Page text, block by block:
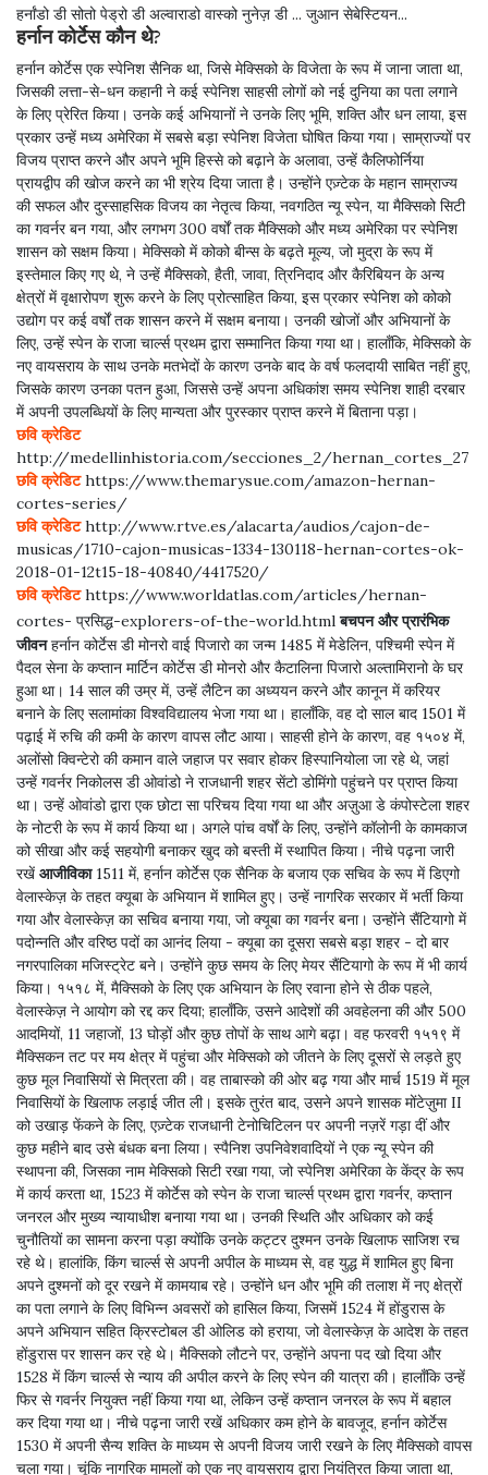
हर्नांडो डी सोतो पेड्रो डी अल्वाराडो वास्को नुनेज़ डी ... जुआन सेबेस्टियन...
हर्नान कोर्टेस कौन थे?
हर्नान कोर्टेस एक स्पेनिश सैनिक था, जिसे मेक्सिको के विजेता के रूप में जाना जाता था,
जिसकी लत्ता-से-धन कहानी ने कई स्पेनिश साहसी लोगों को नई दुनिया का पता लगाने
के लिए प्रेरित किया। उनके कई अभियानों ने उनके लिए भूमि, शक्ति और धन लाया, इस
प्रकार उन्हें मध्य अमेरिका में सबसे बड़ा स्पेनिश विजेता घोषित किया गया। साम्राज्यों पर
विजय प्राप्त करने और अपने भूमि हिस्से को बढ़ाने के अलावा, उन्हें कैलिफोर्निया
प्रायद्वीप की खोज करने का भी श्रेय दिया जाता है। उन्होंने एज़्टेक के महान साम्राज्य
की सफल और दुस्साहसिक विजय का नेतृत्व किया, नवगठित न्यू स्पेन, या मैक्सिको सिटी
का गवर्नर बन गया, और लगभग 300 वर्षों तक मैक्सिको और मध्य अमेरिका पर स्पेनिश
शासन को सक्षम किया। मेक्सिको में कोको बीन्स के बढ़ते मूल्य, जो मुद्रा के रूप में
इस्तेमाल किए गए थे, ने उन्हें मैक्सिको, हैती, जावा, त्रिनिदाद और कैरिबियन के अन्य
क्षेत्रों में वृक्षारोपण शुरू करने के लिए प्रोत्साहित किया, इस प्रकार स्पेनिश को कोको
उद्योग पर कई वर्षों तक शासन करने में सक्षम बनाया। उनकी खोजों और अभियानों के
लिए, उन्हें स्पेन के राजा चार्ल्स प्रथम द्वारा सम्मानित किया गया था। हालाँकि, मेक्सिको के
नए वायसराय के साथ उनके मतभेदों के कारण उनके बाद के वर्ष फलदायी साबित नहीं हुए,
जिसके कारण उनका पतन हुआ, जिससे उन्हें अपना अधिकांश समय स्पेनिश शाही दरबार
में अपनी उपलब्धियों के लिए मान्यता और पुरस्कार प्राप्त करने में बिताना पड़ा।
छवि क्रेडिट
http://medellinhistoria.com/secciones_2/hernan_cortes_27
छवि क्रेडिटhttps://www.themarysue.com/amazon-hernan-
cortes-series/
छवि क्रेडिटhttp://www.rtve.es/alacarta/audios/cajon-de-
musicas/1710-cajon-musicas-1334-130118-hernan-cortes-ok-
2018-01-12t15-18-40840/4417520/
छवि क्रेडिटhttps://www.worldatlas.com/articles/hernan-
cortes- प्रसिद्ध-explorers-of-the-world.htmlपहले का
अगला
बचपन और प्रारंभिक
जीवनहर्नान कोर्टेस डी मोनरो वाई पिजारो का जन्म 1485 में मेडेलिन, पश्चिमी स्पेन में
पैदल सेना के कप्तान मार्टिन कोर्टेस डी मोनरो और कैटालिना पिजारो अल्तामिरानो के घर
हुआ था। 14 साल की उम्र में, उन्हें लैटिन का अध्ययन करने और कानून में करियर
बनाने के लिए सलामांका विश्वविद्यालय भेजा गया था। हालाँकि, वह दो साल बाद 1501 में
पढ़ाई में रुचि की कमी के कारण वापस लौट आया। साहसी होने के कारण, वह १५०४ में,
अलोंसो क्विन्टेरो की कमान वाले जहाज पर सवार होकर हिस्पानियोला जा रहे थे, जहां
उन्हें गवर्नर निकोलस डी ओवांडो ने राजधानी शहर सेंटो डोमिंगो पहुंचने पर प्राप्त किया
था। उन्हें ओवांडो द्वारा एक छोटा सा परिचय दिया गया था और अज़ुआ डे कंपोस्टेला शहर
के नोटरी के रूप में कार्य किया था। अगले पांच वर्षों के लिए, उन्होंने कॉलोनी के कामकाज
को सीखा और कई सहयोगी बनाकर खुद को बस्ती में स्थापित किया। नीचे पढ़ना जारी
रखें आजीविका1511 में, हर्नान कोर्टेस एक सैनिक के बजाय एक सचिव के रूप में डिएगो
वेलास्केज़ के तहत क्यूबा के अभियान में शामिल हुए। उन्हें नागरिक सरकार में भर्ती किया
गया और वेलास्केज़ का सचिव बनाया गया, जो क्यूबा का गवर्नर बना। उन्होंने सैंटियागो में
पदोन्नति और वरिष्ठ पदों का आनंद लिया - क्यूबा का दूसरा सबसे बड़ा शहर - दो बार
नगरपालिका मजिस्ट्रेट बने। उन्होंने कुछ समय के लिए मेयर सैंटियागो के रूप में भी कार्य
किया। १५१८ में, मैक्सिको के लिए एक अभियान के लिए रवाना होने से ठीक पहले,
वेलास्केज़ ने आयोग को रद्द कर दिया; हालाँकि, उसने आदेशों की अवहेलना की और 500
आदमियों, 11 जहाजों, 13 घोड़ों और कुछ तोपों के साथ आगे बढ़ा। वह फरवरी १५१९ में
मैक्सिकन तट पर मय क्षेत्र में पहुंचा और मेक्सिको को जीतने के लिए दूसरों से लड़ते हुए
कुछ मूल निवासियों से मित्रता की। वह ताबास्को की ओर बढ़ गया और मार्च 1519 में मूल
निवासियों के खिलाफ लड़ाई जीत ली। इसके तुरंत बाद, उसने अपने शासक मोंटेज़ुमा II
को उखाड़ फेंकने के लिए, एज़्टेक राजधानी टेनोचिटिलन पर अपनी नज़रें गड़ा दीं और
कुछ महीने बाद उसे बंधक बना लिया। स्पैनिश उपनिवेशवादियों ने एक न्यू स्पेन की
स्थापना की, जिसका नाम मेक्सिको सिटी रखा गया, जो स्पेनिश अमेरिका के केंद्र के रूप
में कार्य करता था, 1523 में कोर्टेस को स्पेन के राजा चार्ल्स प्रथम द्वारा गवर्नर, कप्तान
जनरल और मुख्य न्यायाधीश बनाया गया था। उनकी स्थिति और अधिकार को कई
चुनौतियों का सामना करना पड़ा क्योंकि उनके कट्टर दुश्मन उनके खिलाफ साजिश रच
रहे थे। हालांकि, किंग चार्ल्स से अपनी अपील के माध्यम से, वह युद्ध में शामिल हुए बिना
अपने दुश्मनों को दूर रखने में कामयाब रहे। उन्होंने धन और भूमि की तलाश में नए क्षेत्रों
का पता लगाने के लिए विभिन्न अवसरों को हासिल किया, जिसमें 1524 में होंडुरास के
अपने अभियान सहित क्रिस्टोबल डी ओलिड को हराया, जो वेलास्केज़ के आदेश के तहत
होंडुरास पर शासन कर रहे थे। मैक्सिको लौटने पर, उन्होंने अपना पद खो दिया और
1528 में किंग चार्ल्स से न्याय की अपील करने के लिए स्पेन की यात्रा की। हालाँकि उन्हें
फिर से गवर्नर नियुक्त नहीं किया गया था, लेकिन उन्हें कप्तान जनरल के रूप में बहाल
कर दिया गया था। नीचे पढ़ना जारी रखें अधिकार कम होने के बावजूद, हर्नान कोर्टेस
1530 में अपनी सैन्य शक्ति के माध्यम से अपनी विजय जारी रखने के लिए मैक्सिको वापस
चला गया। चूंकि नागरिक मामलों को एक नए वायसराय द्वारा नियंत्रित किया जाता था,